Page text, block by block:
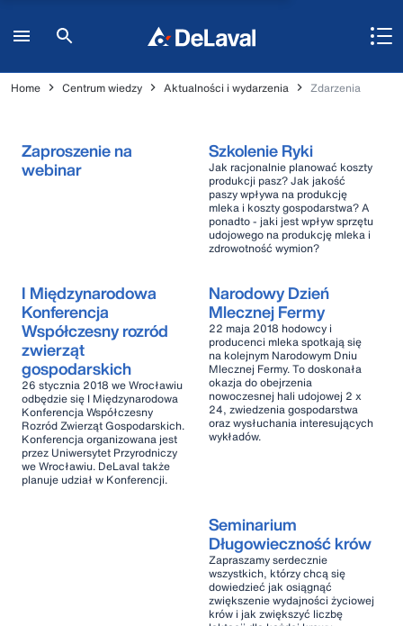
Home Centrum wiedzy Aktualności i wydarzenia Zdarzenia
Zaproszenie na
webinar
Szkolenie Ryki
Jak racjonalnie planować koszty
produkcji pasz? Jak jakość
paszy wpływa na produkcję
mleka i koszty gospodarstwa? A
ponadto - jaki jest wpływ sprzętu
udojowego na produkcję mleka i
zdrowotność wymion?
I Międzynarodowa
Konferencja
Współczesny rozród
zwierząt
gospodarskich
26 stycznia 2018 we Wrocławiu
odbędzie się I Międzynarodowa
Konferencja Współczesny
Rozród Zwierząt Gospodarskich.
Konferencja organizowana jest
przez Uniwersytet Przyrodniczy
we Wrocławiu. DeLaval także
planuje udział w Konferencji.
Narodowy Dzień
Mlecznej Fermy
22 maja 2018 hodowcy i
producenci mleka spotkają się
na kolejnym Narodowym Dniu
Mlecznej Fermy. To doskonała
okazja do obejrzenia
nowoczesnej hali udojowej 2 x
24, zwiedzenia gospodarstwa
oraz wysłuchania interesujących
wykładów.
Seminarium
Długowieczność krów
Zapraszamy serdecznie
wszystkich, którzy chcą się
dowiedzieć jak osiągnąć
zwiększenie wydajności życiowej
krów i jak zwiększyć liczbę